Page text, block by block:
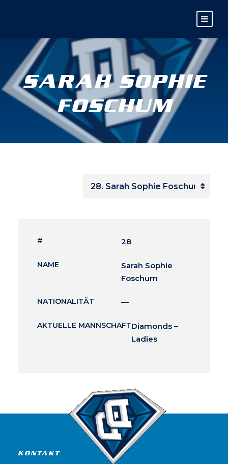
SARAH SOPHIE
FOSCHUM
# 28
NAME
Sarah Sophie
Foschum
NATIONALITÄT —
AKTUELLE MANNSCHAFTDiamonds –
Ladies
KONTAKT